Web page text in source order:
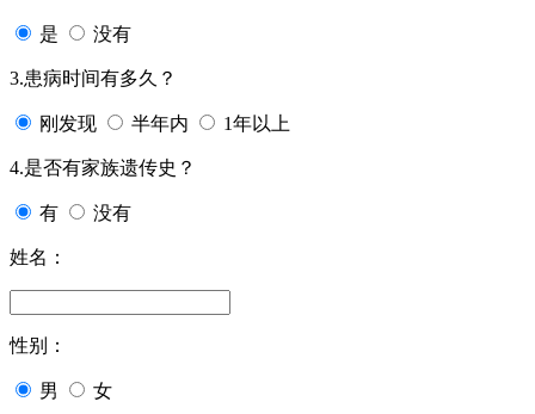
是 没有
3.患病时间有多久？
刚发现 半年内 1年以上
4.是否有家族遗传史？
有 没有
姓名：
性别：
男 女